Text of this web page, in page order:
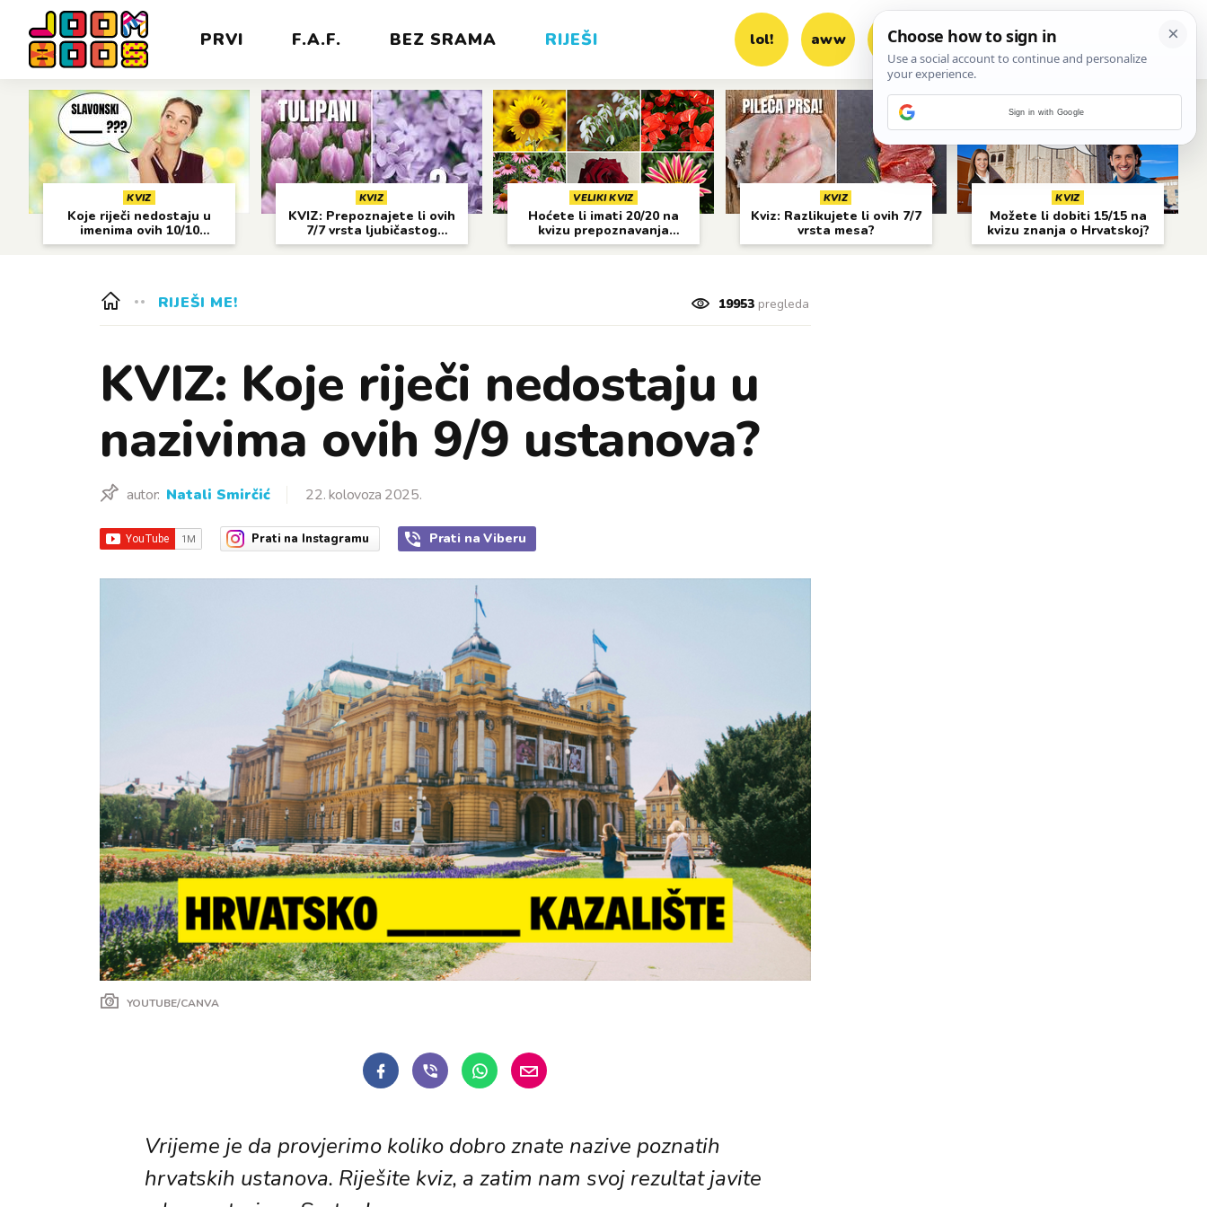
PRVI F.A.F. BEZ SRAMA RIJEŠI lol! aww vrh! woot?!
KVIZ
Koje riječi nedostaju u
imenima ovih 10/10
gradova?
KVIZ
KVIZ: Prepoznajete li ovih
7/7 vrsta ljubičastog
cvijeća?
VELIKI KVIZ
Hoćete li imati 20/20 na
kvizu prepoznavanja
cvijeća?
KVIZ
Kviz: Razlikujete li ovih 7/7
vrsta mesa?
KVIZ
Možete li dobiti 15/15 na
kvizu znanja o Hrvatskoj?
RIJEŠI ME! 19953pregleda
KVIZ: Koje riječi nedostaju u
nazivima ovih 9/9 ustanova?
autor: Natali Smirčić 22. kolovoza 2025.
Prati na Instagramu Prati na Viberu
YOUTUBE/CANVA
Vrijeme je da provjerimo koliko dobro znate nazive poznatih
hrvatskih ustanova. Riješite kviz, a zatim nam svoj rezultat javite
Sign in with Google